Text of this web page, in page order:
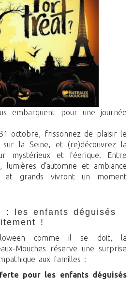
embarquent pour une journée
octobre, frissonnez de plaisir le
la Seine, et (re)découvrez la
mystérieux et féerique. Entre
lumières d'automne et ambiance
et grands vivront un moment
!
comme il se doit, la
Mouches réserve une surprise
aux familles :
pour les enfants déguisés